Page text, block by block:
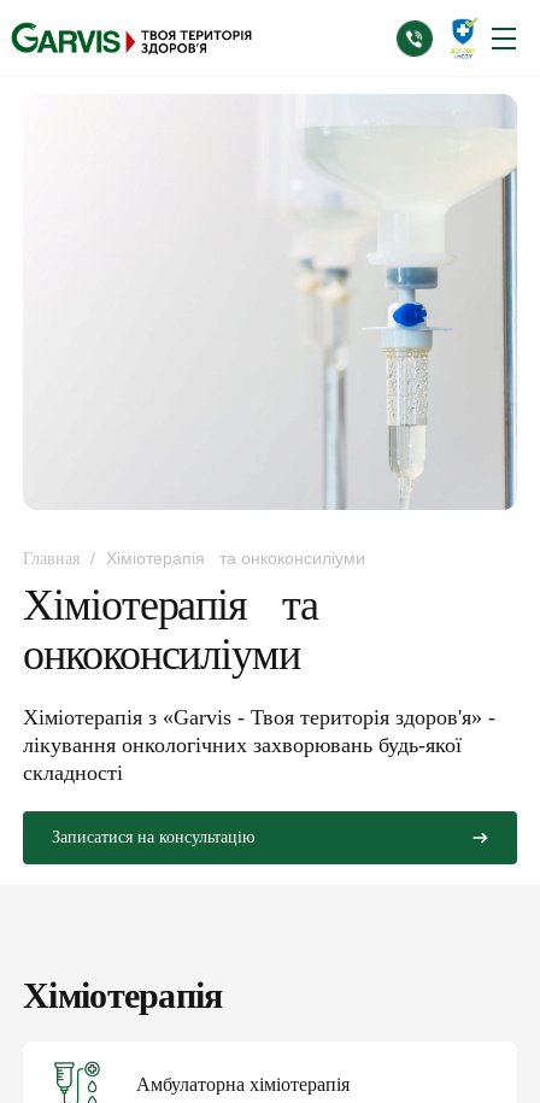
Главная / Хіміотерапія та онкоконсиліуми
Хіміотерапія та
онкоконсиліуми
Хіміотерапія з «Garvis - Твоя територія здоров'я» -
лікування онкологічних захворювань будь-якої
складності
Записатися на консультацію
Хіміотерапія
Амбулаторна хіміотерапія